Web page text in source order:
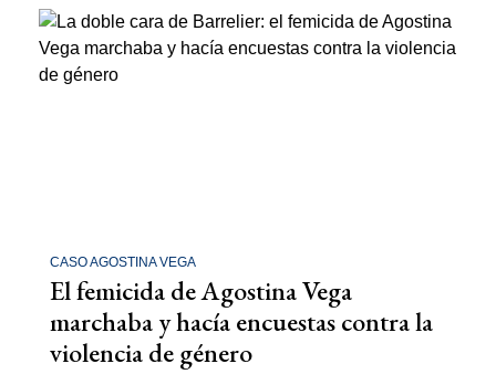
CASO AGOSTINA VEGA
El femicida de Agostina Vega
marchaba y hacía encuestas contra la
violencia de género